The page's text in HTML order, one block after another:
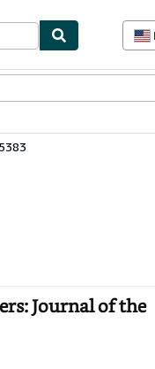
Journal of the